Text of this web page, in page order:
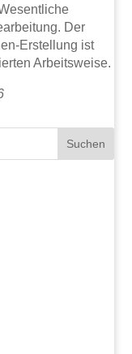
Der
Erstellung ist
Arbeitsweise.